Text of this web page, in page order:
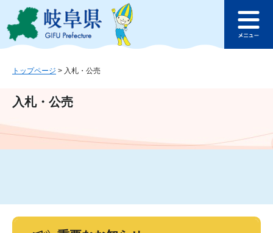
ジ
ュ
文
このページの本文へ
ュ
トップページ > 入札・公売
入札・公売